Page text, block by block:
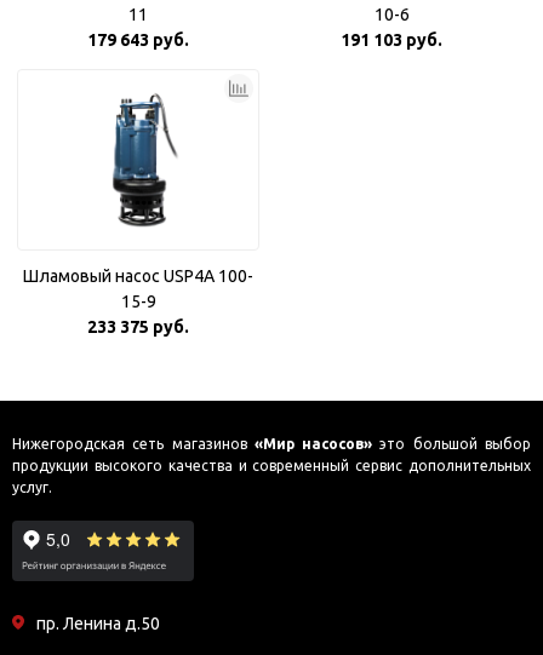
11
179 643 руб.
10-6
191 103 руб.
Шламовый насос USP4A 100-
15-9
233 375 руб.
Нижегородская сеть магазинов «Мир насосов» это большой выбор
продукции высокого качества и современный сервис дополнительных
услуг.
пр. Ленина д.50